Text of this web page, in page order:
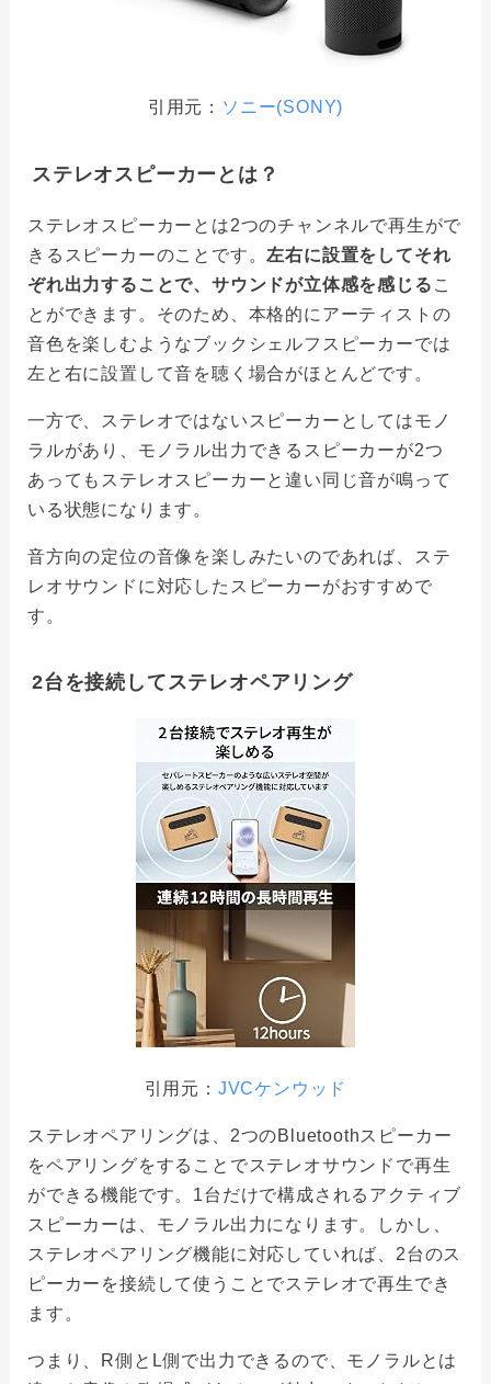
引用元： ソニー(SONY)
ステレオスピーカーとは？
ステレオスピーカーとは2つのチャンネルで再生がで
きるスピーカーのことです。左右に設置をしてそれ
ぞれ出力することで、サウンドが立体感を感じる こ
とができます。そのため、本格的にアーティストの
音色を楽しむようなブックシェルフスピーカーでは
左と右に設置して音を聴く場合がほとんどです。
一方で、ステレオではないスピーカーとしてはモノ
ラルがあり、モノラル出力できるスピーカーが2つ
あってもステレオスピーカーと違い同じ音が鳴って
いる状態になります。
音方向の定位の音像を楽しみたいのであれば、ステ
レオサウンドに対応したスピーカーがおすすめで
す。
2台を接続してステレオペアリング
引用元： JVCケンウッド
ステレオペアリングは、2つのBluetoothスピーカー
をペアリングをすることでステレオサウンドで再生
ができる機能です。1台だけで構成されるアクティブ
スピーカーは、モノラル出力になります。しかし、
ステレオペアリング機能に対応していれば、2台のス
ピーカーを接続して使うことでステレオで再生でき
ます。
つまり、R側とL側で出力できるので、モノラルとは